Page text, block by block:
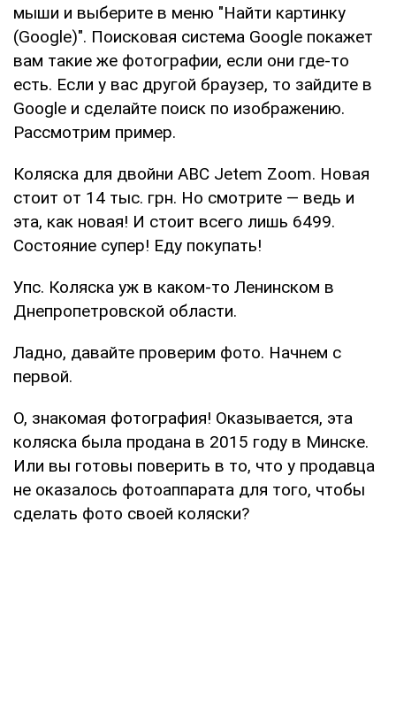
мыши и выберите в меню "Найти картинку
(Google)". Поисковая система Google покажет
вам такие же фотографии, если они где-то
есть. Если у вас другой браузер, то зайдите в
Google и сделайте поиск по изображению.
Рассмотрим пример.
Коляска для двойни ABC Jetem Zoom. Новая
стоит от 14 тыс. грн. Но смотрите — ведь и
эта, как новая! И стоит всего лишь 6499.
Состояние супер! Еду покупать!
Упс. Коляска уж в каком-то Ленинском в
Днепропетровской области.
Ладно, давайте проверим фото. Начнем с
первой.
О, знакомая фотография! Оказывается, эта
коляска была продана в 2015 году в Минске.
Или вы готовы поверить в то, что у продавца
не оказалось фотоаппарата для того, чтобы
сделать фото своей коляски?